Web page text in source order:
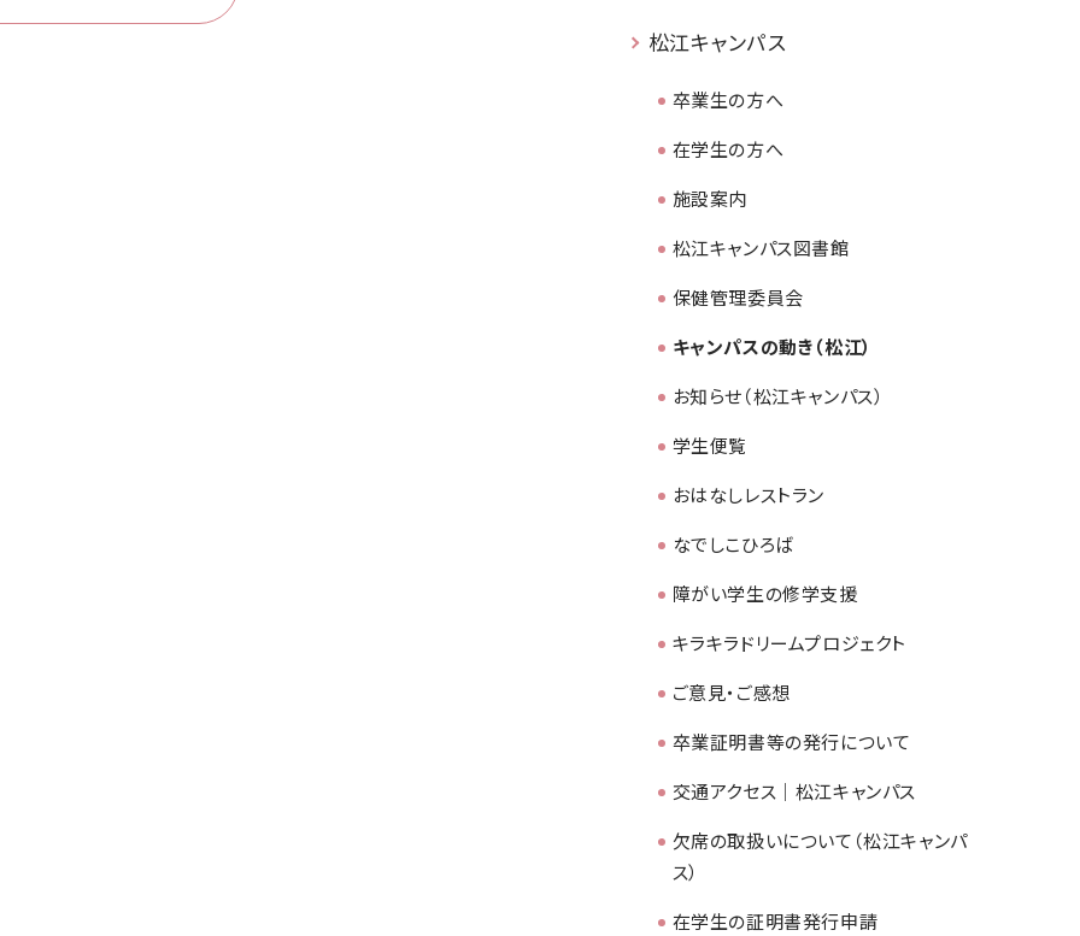
松江キャンパス
卒業生の方へ
在学生の方へ
施設案内
松江キャンパス図書館
保健管理委員会
キャンパスの動き（松江）
お知らせ（松江キャンパス）
学生便覧
おはなしレストラン
なでしこひろば
障がい学生の修学支援
キラキラドリームプロジェクト
ご意見・ご感想
卒業証明書等の発行について
交通アクセス｜松江キャンパス
欠席の取扱いについて（松江キャンパ
ス）
在学生の証明書発行申請